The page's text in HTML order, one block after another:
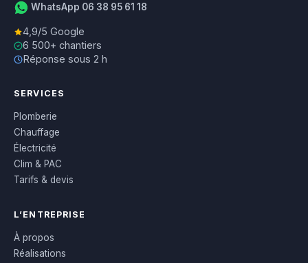
WhatsApp 06 38 95 61 18
4,9/5 Google
6 500+ chantiers
Réponse sous 2 h
SERVICES
Plomberie
Chauffage
Électricité
Clim & PAC
Tarifs & devis
L’ENTREPRISE
À propos
Réalisations